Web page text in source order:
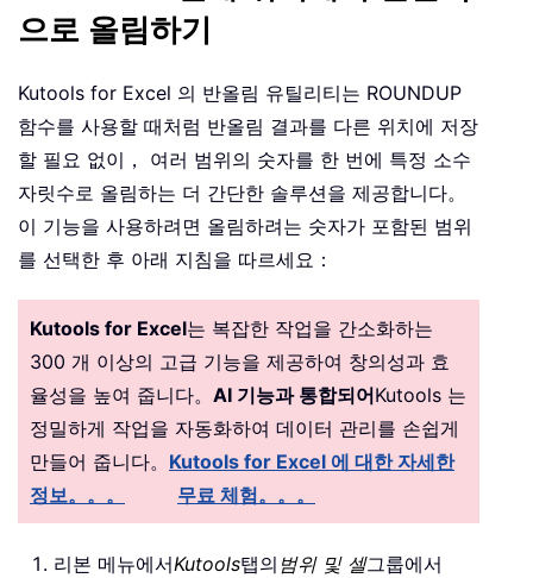
으로 올림하기
Kutools for Excel 의 반올림 유틸리티는 ROUNDUP
함수를 사용할 때처럼 반올림 결과를 다른 위치에 저장
할 필요 없이， 여러 범위의 숫자를 한 번에 특정 소수
자릿수로 올림하는 더 간단한 솔루션을 제공합니다。
이 기능을 사용하려면 올림하려는 숫자가 포함된 범위
를 선택한 후 아래 지침을 따르세요：
Kutools for Excel는 복잡한 작업을 간소화하는
300 개 이상의 고급 기능을 제공하여 창의성과 효
율성을 높여 줍니다。 AI 기능과 통합되어Kutools 는
정밀하게 작업을 자동화하여 데이터 관리를 손쉽게
만들어 줍니다。 Kutools for Excel 에 대한 자세한
정보。。。
무료 체험。。。
리본 메뉴에서Kutools탭의 범위 및 셀그룹에서